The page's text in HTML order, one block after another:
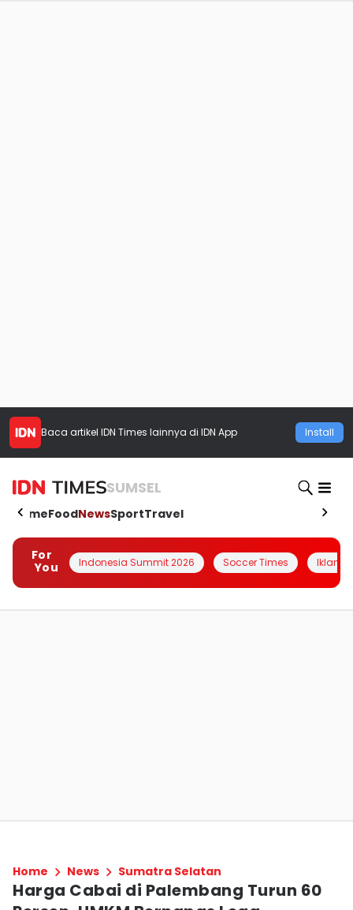
Baca artikel IDN Times lainnya di IDN App Install
SUMSEL
HomeFoodNewsSportTravel
For
You
Indonesia Summit 2026 Soccer Times Iklanin
Home News Sumatra Selatan
Harga Cabai di Palembang Turun 60